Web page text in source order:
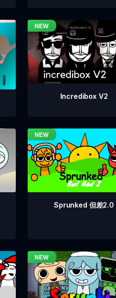
Incredibox V2
Sprunked 但差2.0